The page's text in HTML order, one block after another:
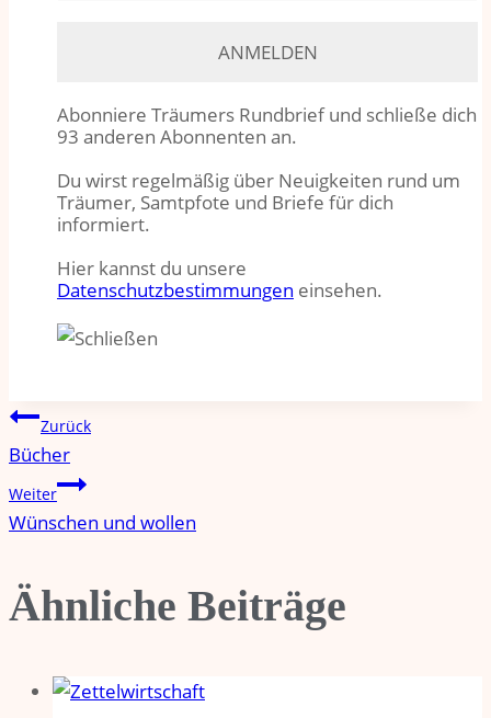
Abonniere Träumers Rundbrief und schließe dich
93 anderen Abonnenten an.
Du wirst regelmäßig über Neuigkeiten rund um
Träumer, Samtpfote und Briefe für dich
informiert.
Hier kannst du unsere
Datenschutzbestimmungen einsehen.
Beitragsnavigation
Zurück
Bücher
Weiter
Wünschen und wollen
Ähnliche Beiträge